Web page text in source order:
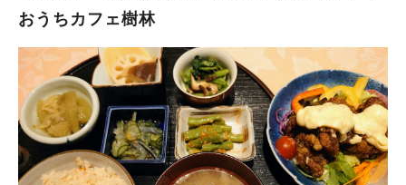
があって、水も自由に飲めちゃう。 「画期的！！」と、テーマ
パークに来たようなワクワク感。 メニューは決まっていました
が、一応広げて… ん？クリスマスフェア？ 12月限定で特別メニ
ューがあるそうです。 マイペースにお肉を堪能できるのがイ
イ！ ほどなくして。来ました！ 「上ハラミ＆ダイリキカルビ＆
牛タン定食」！ 自分で肉を焼く経験が乏しく… 牛タンは上手く
広げられませんでしたが 自分のペースで焼いて食べられるのは
超至福！！ タレを付けて、ご飯にバウンドさせて… うんまーい
おうちカフェ樹林